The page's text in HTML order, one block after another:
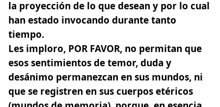
la proyección de lo que desean y por lo cual
han estado invocando durante tanto
tiempo.
Les imploro, POR FAVOR, no permitan que
esos sentimientos de temor, duda y
desánimo permanezcan en sus mundos, ni
que se registren en sus cuerpos etéricos